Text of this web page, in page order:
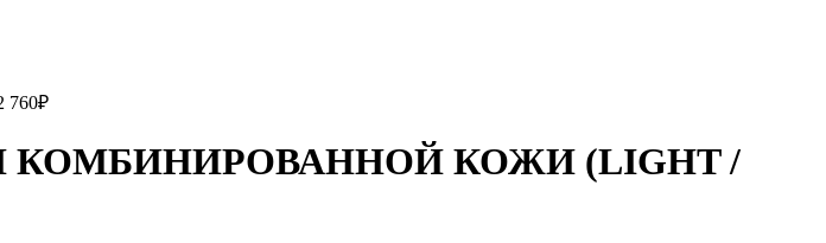
760₽
КОМБИНИРОВАННОЙ КОЖИ (LIGHT /